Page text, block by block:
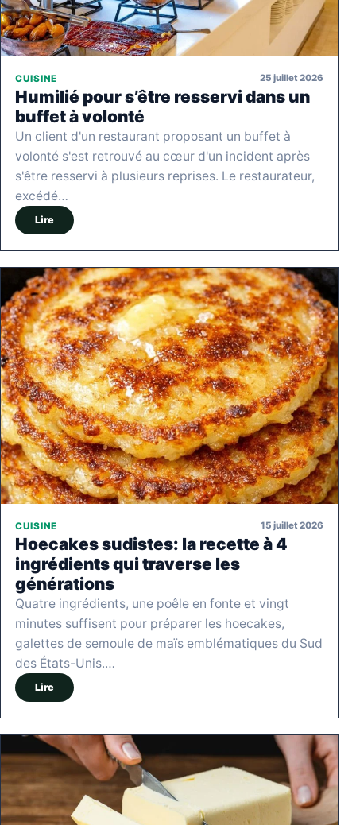
CUISINE 25 juillet 2026
Humilié pour s’être resservi dans un
buffet à volonté
Un client d'un restaurant proposant un buffet à
volonté s'est retrouvé au cœur d'un incident après
s'être resservi à plusieurs reprises. Le restaurateur,
excédé…
Lire
CUISINE 15 juillet 2026
Hoecakes sudistes: la recette à 4
ingrédients qui traverse les
générations
Quatre ingrédients, une poêle en fonte et vingt
minutes suffisent pour préparer les hoecakes,
galettes de semoule de maïs emblématiques du Sud
des États-Unis.…
Lire